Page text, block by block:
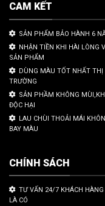
CAM KẾT
SẢN PHẨM BẢO HÀNH 6
NHẬN TIỀN KHI HÀI LÒNG
SẢN PHẨM
DÙNG MÀU TỐT NHẤT THỊ
TRƯỜNG
SẢN PHẦM KHÔNG
ĐỘC HẠI
LAU CHÙI THOẢI MÁI
BAY MÀU
CHÍNH SÁCH
TƯ VẤN 24/7 KHÁCH HÀNG
LÀ CÓ